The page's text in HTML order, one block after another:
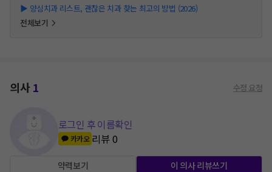
▶ 양심치과 리스트, 괜찮은 치과 찾는 최고의 방법 (2026)
전체보기
의사1 수정 요청
로그인 후 이름확인
카카오 리뷰0
약력보기 이 의사 리뷰쓰기